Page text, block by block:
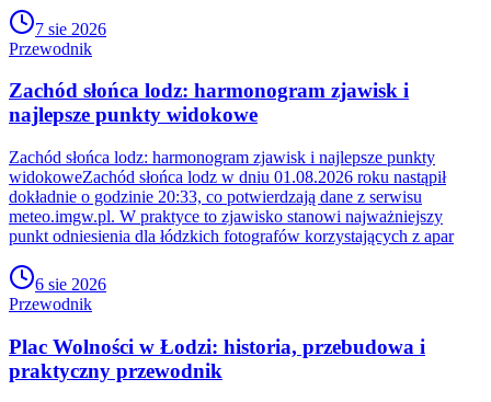
7 sie 2026
Przewodnik
Zachód słońca lodz: harmonogram zjawisk i
najlepsze punkty widokowe
Zachód słońca lodz: harmonogram zjawisk i najlepsze punkty
widokoweZachód słońca lodz w dniu 01.08.2026 roku nastąpił
dokładnie o godzinie 20:33, co potwierdzają dane z serwisu
meteo.imgw.pl. W praktyce to zjawisko stanowi najważniejszy
punkt odniesienia dla łódzkich fotografów korzystających z apar
6 sie 2026
Przewodnik
Plac Wolności w Łodzi: historia, przebudowa i
praktyczny przewodnik